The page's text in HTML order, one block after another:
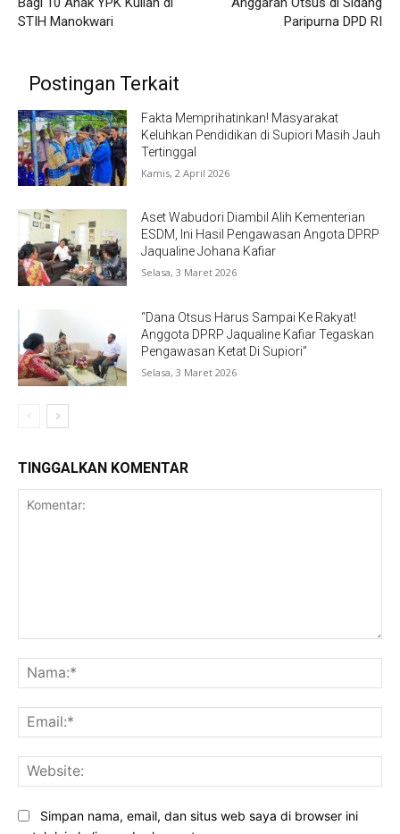
STIH Manokwari
Paripurna DPD RI
Postingan Terkait
Fakta Memprihatinkan! Masyarakat
Keluhkan Pendidikan di Supiori Masih Jauh
Tertinggal
Kamis, 2 April 2026
Aset Wabudori Diambil Alih Kementerian
ESDM, Ini Hasil Pengawasan Angota DPRP
Jaqualine Johana Kafiar
Selasa, 3 Maret 2026
“Dana Otsus Harus Sampai Ke Rakyat!
Anggota DPRP Jaqualine Kafiar Tegaskan
Pengawasan Ketat Di Supiori”
Selasa, 3 Maret 2026
TINGGALKAN KOMENTAR
Simpan nama, email, dan situs web saya di browser ini